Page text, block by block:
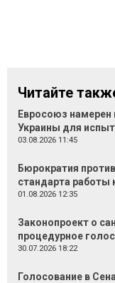
Читайте
Евросоюз
Украины для
03.08.2026 11:45
Бюрократия
стандарта работы
01.08.2026 12:35
Законопроект о
процедурное
30.07.2026 18:22
Голосование в